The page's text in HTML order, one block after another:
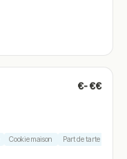
€-€€
Cookie maison Part de tarte du jour